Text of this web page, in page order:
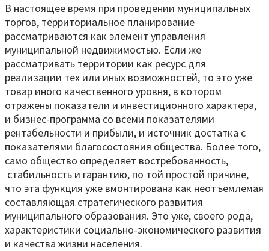
В настоящее время при проведении муниципальных
торгов, территориальное планирование
рассматриваются как элемент управления
муниципальной недвижимостью. Если же
рассматривать территории как ресурс для
реализации тех или иных возможностей, то это уже
товар иного качественного уровня, в котором
отражены показатели и инвестиционного характера,
и бизнес-программа со всеми показателями
рентабельности и прибыли, и источник достатка с
показателями благосостояния общества. Более того,
само общество определяет востребованность,
стабильность и гарантию, по той простой причине,
что эта функция уже вмонтирована как неотъемлемая
составляющая стратегического развития
муниципального образования. Это уже, своего рода,
характеристики социально-экономического развития
и качества жизни населения.